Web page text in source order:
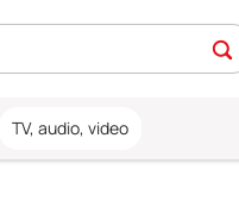
TV, audio, video